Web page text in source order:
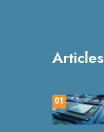
Articles
01